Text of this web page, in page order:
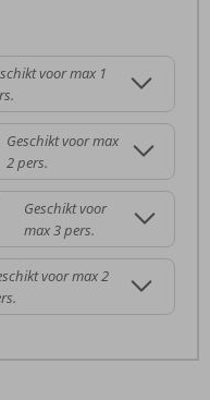
voor max 1
Geschikt voor max
2 pers.
Geschikt voor
max 3 pers.
voor max 2